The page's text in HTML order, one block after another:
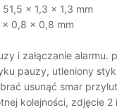
51,5 x 1,3 x 1,3 mm
0,8 x 0,8 mm
i załączanie alarmu.
pauzy, utleniony
usunąć smar
kolejności, zdjęcie 2